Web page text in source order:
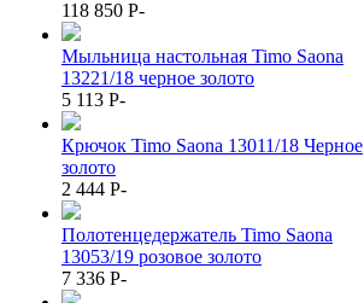
118 850 P-
Мыльница настольная Timo Saona
13221/18 черное золото
5 113 P-
Крючок Timo Saona 13011/18 Черное
золото
2 444 P-
Полотенцедержатель Timo Saona
13053/19 розовое золото
7 336 P-